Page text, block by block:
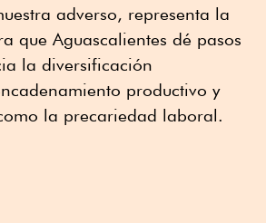
adverso, representa la
que Aguascalientes dé pasos
la diversificación
productivo y
la precariedad laboral.